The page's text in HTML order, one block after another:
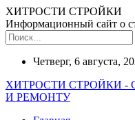
ХИТРОСТИ СТРОЙКИ
Информационный сайт о
Четверг, 6 августа,
ХИТРОСТИ СТРОЙКИ -
И РЕМОНТУ